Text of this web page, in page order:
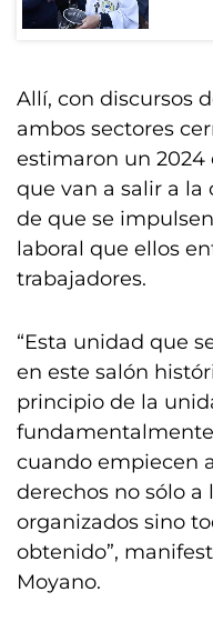
Allí, con discursos
ambos sectores
estimaron un
que van a salir a la
de que se
laboral que ellos
trabajadores.
“Esta unidad que
en este salón
principio de la
cuando empiecen
derechos no sólo a
organizados sino
obtenido”,
Moyano.